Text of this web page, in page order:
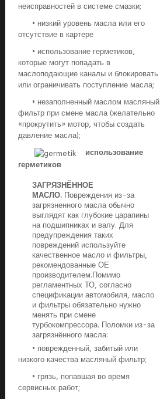
неисправностей в системе смазки;
• низкий уровень масла или его
отсутствие в картере
• использование герметиков,
которые могут попадать в
маслоподающие каналы и блокировать
или ограничивать поступление масла;
• незаполненный маслом масляный
фильтр при смене масла (желательно
«прокрутить» мотор, чтобы создать
давление масла);
использование
герметиков
ЗАГРЯЗНЁННОЕ
МАСЛО. Повреждения из-за
загрязненного масла обычно
выглядят как глубокие царапины
на подшипниках и валу. Для
предупреждения таких
повреждений используйте
качественное масло и фильтры,
рекомендованные ОЕ
производителем.Помимо
регламентных ТО, согласно
спецификации автомобиля, масло
и фильтры обязательно нужно
менять при смене
турбокомпрессора. Поломки из-за
загрязнённого масла:
• поврежденный, забитый или
низкого качества масляный фильтр;
• грязь, попавшая во время
сервисных работ;